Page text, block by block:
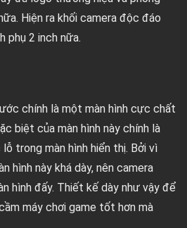
Hiện ra khối camera độc đáo
phụ 2 inch nữa.
chính là một màn hình cực chất
biệt của màn hình này chính là
trong màn hình hiển thị. Bởi vì
hình này khá dày, nên camera
hình đấy. Thiết kế dày như vậy để
máy chơi game tốt hơn mà